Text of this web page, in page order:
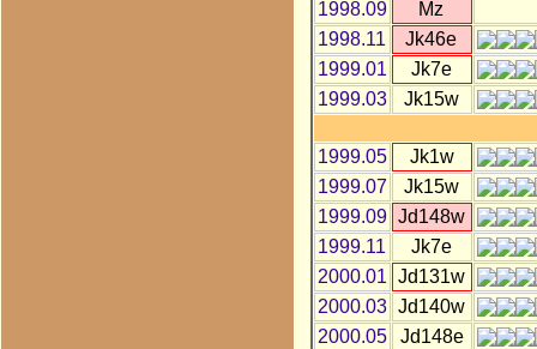
1998.09
Mz
1998.11
Jk46e
1999.01
Jk7e
1999.03
Jk15w
1999.05
Jk1w
1999.07
Jk15w
1999.09 Jd148w
1999.11
Jk7e
2000.01
Jd131w
2000.03 Jd140w
2000.05
Jd148e